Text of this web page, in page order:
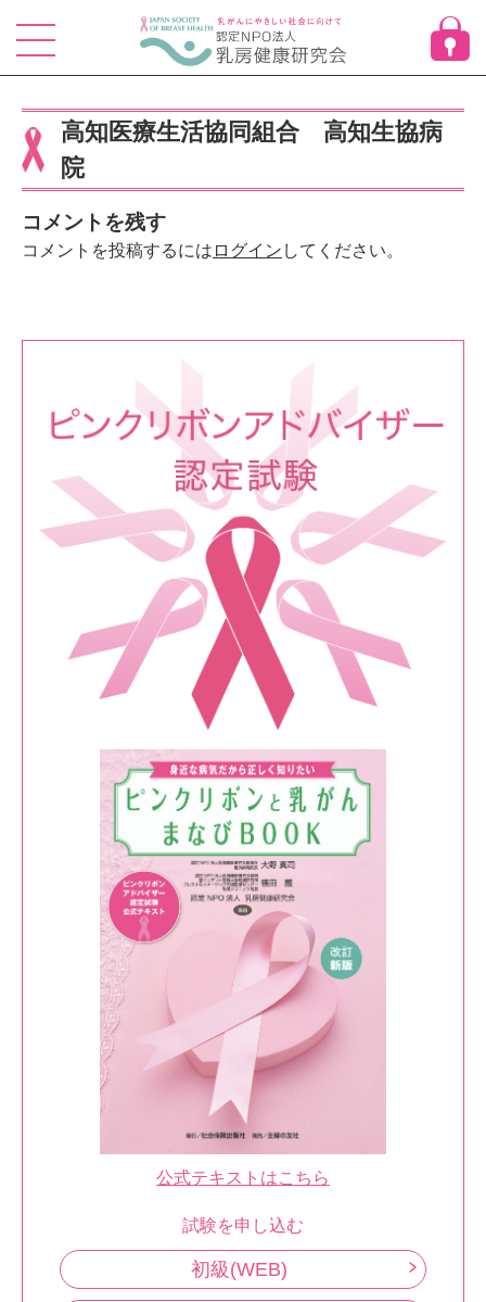
高知医療生活協同組合 高知生協病
院
コメントを残す
コメントを投稿するには ログイン してください。
公式テキストはこちら
試験を申し込む
初級(WEB)